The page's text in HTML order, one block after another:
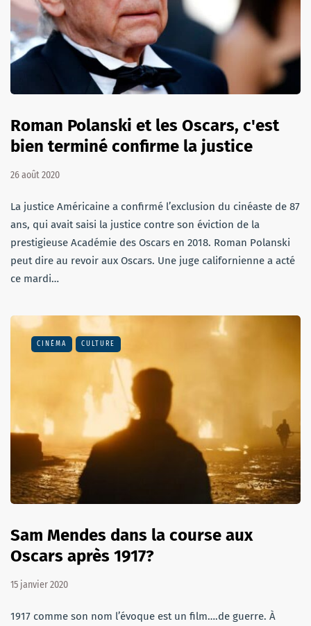
Roman Polanski et les Oscars, c'est
bien terminé confirme la justice
26 août 2020
La justice Américaine a confirmé l’exclusion du cinéaste de 87
ans, qui avait saisi la justice contre son éviction de la
prestigieuse Académie des Oscars en 2018. Roman Polanski
peut dire au revoir aux Oscars. Une juge californienne a acté
ce mardi…
CINÉMA CULTURE
Sam Mendes dans la course aux
Oscars après 1917?
15 janvier 2020
1917 comme son nom l’évoque est un film….de guerre. À